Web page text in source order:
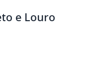
e Louro